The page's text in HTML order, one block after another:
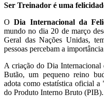
Ser Treinador é uma
ODia Internacional da
mundo no dia 20 de março
Geral das Nações Unidas,
pessoas percebam a
A criação do Dia Internacional
Butão, um pequeno reino
adota como estatística oficial
do Produto Interno Bruto (PIB).